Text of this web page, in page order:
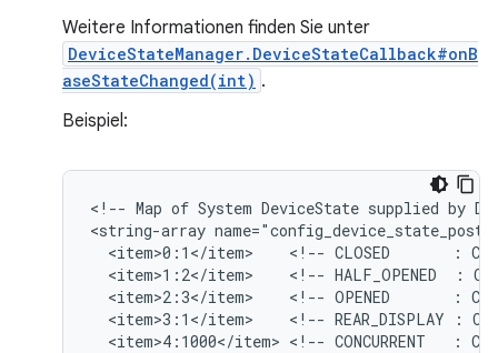
Weitere Informationen finden Sie unter
DeviceStateManager.DeviceStateCallback#onB
aseStateChanged(int) .
Beispiel:
<!-- Map of System DeviceState supplied by
<string-array
<item>0:1</item>    <!-- CLOSED       :
<item>1:2</item>    <!-- HALF_OPENED  :
<item>2:3</item>    <!-- OPENED       :
<item>3:1</item>    <!-- REAR_DISPLAY :
<item>4:1000</item> <!-- CONCURRENT   :